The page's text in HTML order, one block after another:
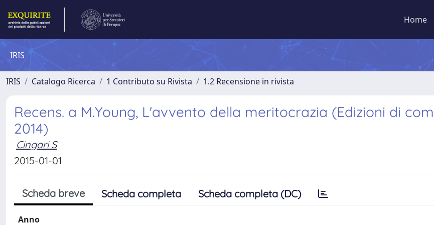
Home
IRIS
IRIS Catalogo Ricerca 1 Contributo su Rivista 1.2 Recensione in rivista
Recens. a M.Young, L'avvento della meritocrazia (Edizioni di
2014)
Cingari S
2015-01-01
Scheda breve Scheda completa Scheda completa (DC)
Anno